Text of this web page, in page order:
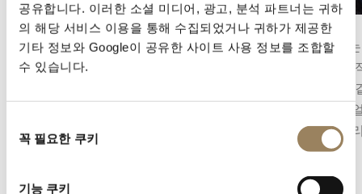
공유합니다. 이러한 소셜 미디어, 광고, 분석 파트너는 귀하
의 해당 서비스 이용을 통해 수집되었거나 귀하가 제공한
기타 정보와 Google이 공유한 사이트 사용 정보를 조합할
수 있습니다.
꼭 필요한 쿠키
기능 쿠키
세컨즈 디스플레이
세컨즈 디스플레이는 시간의 흐름을 정밀하게 파
악할 수 있게 해줍니다. 무브먼트의 구조에 따라
캘린더
캘린더
로, 일
됩니다
와 다
는 컴플